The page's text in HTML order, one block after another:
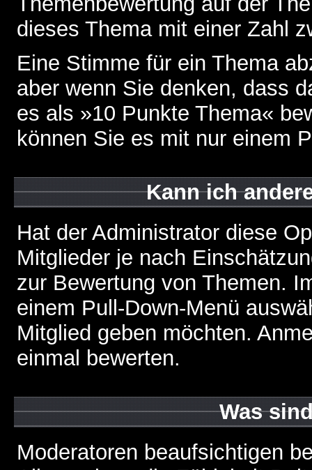
dieses Thema mit einer Zahl
Eine Stimme für ein Thema
aber wenn Sie denken, dass
es als »10 Punkte Thema«
können Sie es mit nur einem
Kann ich
Hat der Administrator diese
Mitglieder je nach
zur Bewertung von Themen.
einem Pull-Down-Menü
Mitglied geben möchten.
einmal bewerten.
Was
Moderatoren beaufsichtigen